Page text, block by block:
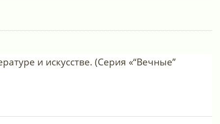
и искусстве. (Серия «“Вечные”